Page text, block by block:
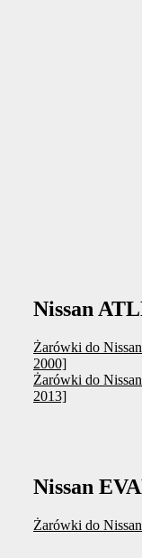
Nissan
Żarówki do
2000]
Żarówki do
2013]
Nissan
Żarówki do